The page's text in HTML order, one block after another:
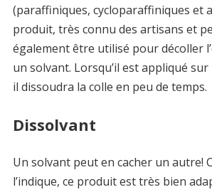
(paraffiniques, cycloparaffiniques et
produit, très connu des artisans et
également être utilisé pour décoller
un solvant. Lorsqu’il est appliqué
il dissoudra la colle en peu de temps.
Dissolvant
Un solvant peut en cacher un autre!
l’indique, ce produit est très bien